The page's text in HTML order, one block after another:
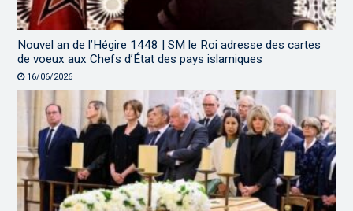
Nouvel an de l’Hégire 1448 | SM le Roi adresse des cartes
de voeux aux Chefs d’État des pays islamiques
16/06/2026